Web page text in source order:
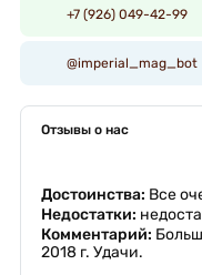
+7 (926) 049-42-99
@imperial_mag_bot
Отзывы о нас
Достоинства: Все
Недостатки:
Комментарий:
2018 г. Удачи.